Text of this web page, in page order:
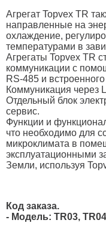
Агрегат Topvex TR
направленные на
охлаждение,
температурами в
Агрегаты Topvex TR
коммуникации с
RS-485 и
Коммуникация через
Отдельный блок
сервис.
Функции и
что необходимо для
микроклимата в
эксплуатационными
Земли, используя
Код заказа.
- Модель: TR03,